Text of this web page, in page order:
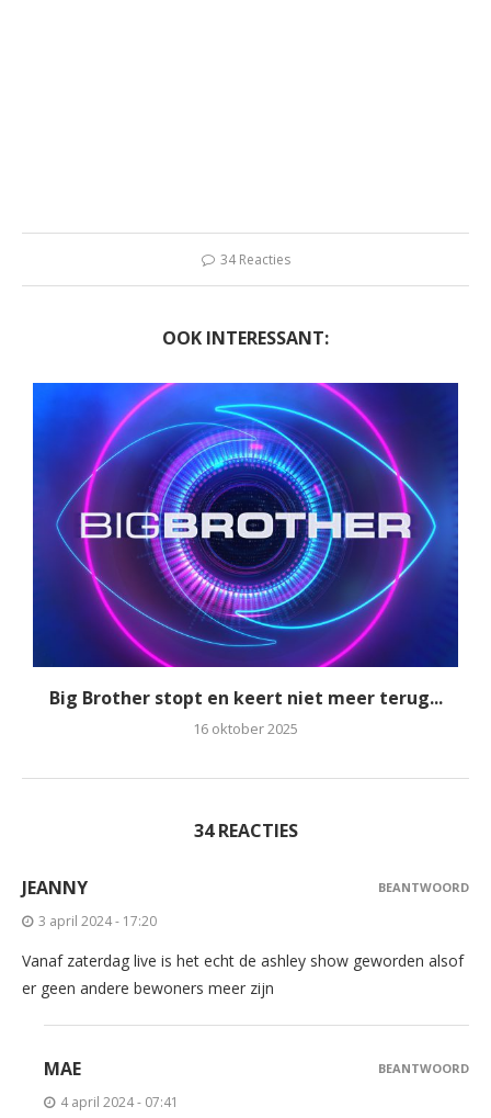
34 Reacties
OOK INTERESSANT:
Big Brother stopt en keert niet meer terug...
16 oktober 2025
34 REACTIES
JEANNY
3 april 2024 - 17:20
Vanaf zaterdag live is het echt de ashley show geworden alsof
er geen andere bewoners meer zijn
BEANTWOORD
MAE
4 april 2024 - 07:41
BEANTWOORD